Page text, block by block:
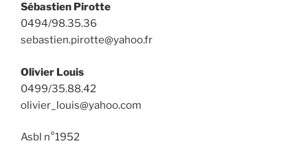
Sébastien Pirotte
0494/98.35.36
sebastien.pirotte@yahoo.fr
Olivier Louis
0499/35.88.42
olivier_louis@yahoo.com
Asbl n°1952